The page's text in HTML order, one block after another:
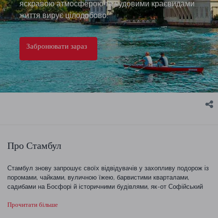
яскравою атмосферою та чудовими краєвидами
життя вирує цілодобово.
Забронювати зараз
Про Стамбул
Стамбул знову запрошує своїх відвідувачів у захопливу подорож із
поромами, чайками, вуличною їжею, барвистими кварталами,
садибами на Босфорі й історичними будівлями, як-от Софійський
сучасне життя органічно поєднується з історією та слідами різних
Прочитати більше